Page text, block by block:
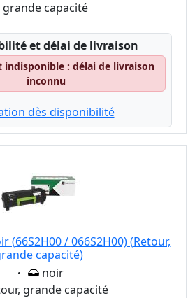
grande capacité
et délai de livraison
indisponible : délai de livraison
inconnu
dès disponibilité
(66S2H00 / 066S2H00) (Retour,
capacité)
Eigenschaft:
noir
grande capacité